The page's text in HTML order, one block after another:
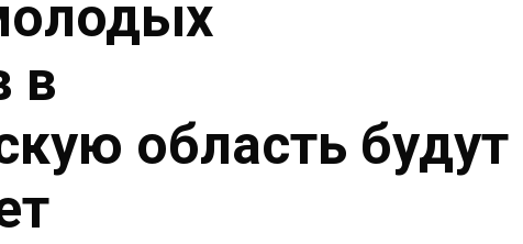
в
область будут